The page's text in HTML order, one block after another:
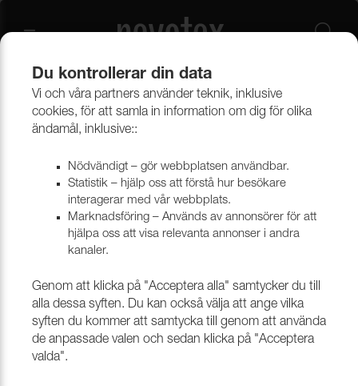
Beklädnadsmaterial Möbeltyger Alla möbeltyger
Du kontrollerar din data
Vi och våra partners använder teknik, inklusive
cookies, för att samla in information om dig för olika
ändamål, inklusive::
Nödvändigt – gör webbplatsen användbar.
Statistik – hjälp oss att förstå hur besökare
interagerar med vår webbplats.
Marknadsföring – Används av annonsörer för att
hjälpa oss att visa relevanta annonser i andra
kanaler.
Genom att klicka på "Acceptera alla" samtycker du till
alla dessa syften. Du kan också välja att ange vilka
syften du kommer att samtycka till genom att använda
de anpassade valen och sedan klicka på "Acceptera
valda".